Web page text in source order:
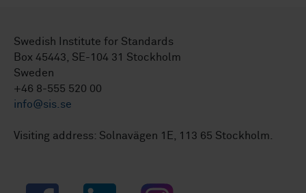
Swedish Institute for Standards
Box 45443, SE-104 31 Stockholm
Sweden
+46 8-555 520 00
info@sis.se
Visiting address: Solnavägen 1E, 113 65 Stockholm.
Facebook LinkedIn Instagram